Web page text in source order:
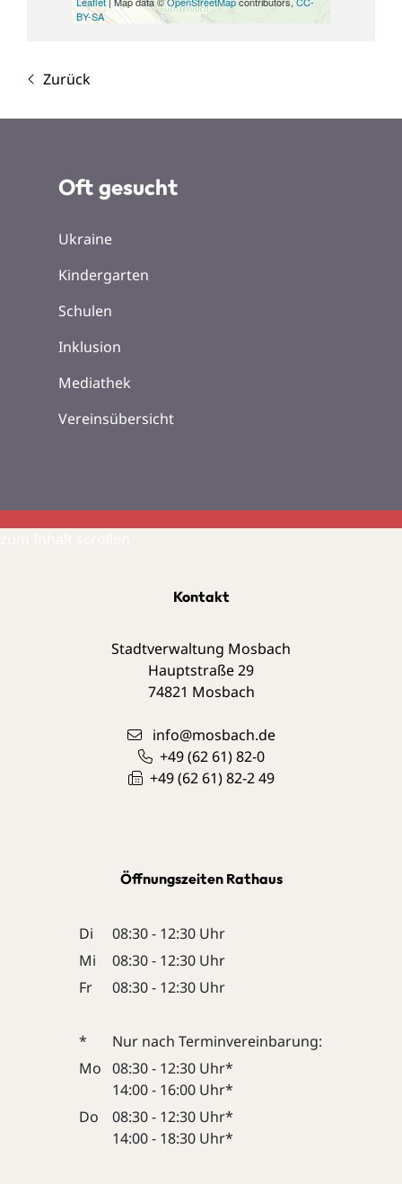
BY-SA
Zurück
Oft gesucht
Ukraine
Kindergarten
Schulen
Inklusion
Mediathek
Vereinsübersicht
Kontakt
Stadtverwaltung Mosbach
Hauptstraße 29
74821 Mosbach
info@mosbach.de
+49 (62 61) 82-0
+49 (62 61) 82-2 49
Öffnungszeiten Rathaus
Di
08:30 - 12:30 Uhr
Mi
08:30 - 12:30 Uhr
Fr
08:30 - 12:30 Uhr
*
Nur nach Terminvereinbarung:
Mo 08:30 - 12:30 Uhr*
14:00 - 16:00 Uhr*
Do
08:30 - 12:30 Uhr*
14:00 - 18:30 Uhr*